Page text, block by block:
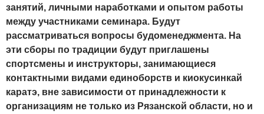
занятий, личными наработками и опытом работы
между участниками семинара. Будут
рассматриваться вопросы будоменеджмента. На
эти сборы по традиции будут приглашены
спортсмены и инструкторы, занимающиеся
контактными видами единоборств и киокусинкай
каратэ, вне зависимости от принадлежности к
организациям не только из Рязанской области, но и